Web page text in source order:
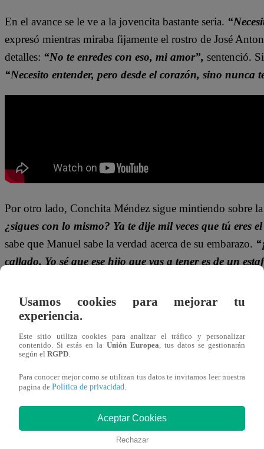
En el avance se le ve a la jovencita bastante seria.
expresó mientras miraba fijamente el rostro de José
detalles: “No te enredes con eso, mi amor”, sentenció.
“Necesito entender, pero desde el corazón, sino nunca
Por otro lado, Conchita Méndez sigue mintiendo sobre
¿sigues con lo mismo? Ya te dije mil veces que tú eres
sabe que Manuel sabe la verdad acerca de su embarazo.
callado. Yo sé que ese hijo que vas a tener es de un
Usamos cookies para mejorar tu
experiencia.
Este sitio utiliza cookies para analizar el tráfico y personalizar
contenido. Si estás en la Unión Europea , tus datos se gestionarán
según el RGPD
Para conocer mejor como se utilizan tus datos te invitamos leer nuestra
pagina de Política de privacidad
Aceptar Cookies
Rechazar